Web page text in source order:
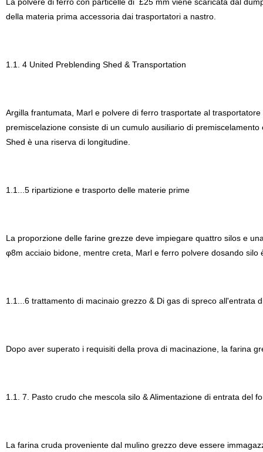
della materia prima accessoria dai trasportatori a nastro.
1.1. 4 United Preblending Shed & Transportation
Argilla frantumata, Marl e polvere di ferro trasportate al
premiscelazione consiste di un cumulo ausiliario di
Shed è una riserva di longitudine.
1.1...5 ripartizione e trasporto delle materie prime
La proporzione delle farine grezze deve impiegare quattro silos e
φ8m acciaio bidone, mentre creta, Marl e ferro polvere dosando silo
1.1...6 trattamento di macinaio grezzo & Di gas di spreco all'entrata
Dopo aver superato i requisiti della prova di macinazione, la farina
1.1. 7. Pasto crudo che mescola silo & Alimentazione di entrata del
La farina cruda proveniente dal mulino grezzo deve essere